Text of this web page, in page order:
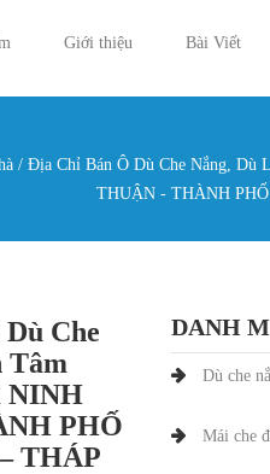
Giới thiệu Bài Viết
đang ở đây
/ Địa Chỉ Bán Ô Dù Che Nắng, Dù
THUẬN - THÀNH
Che
Tâm
NINH
PHỐ
THÁP
DANH
Dù che
Mái che